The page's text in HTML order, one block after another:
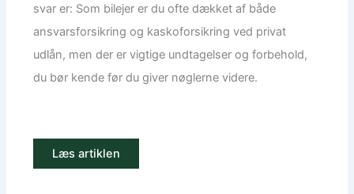
svar er: Som bilejer er du ofte dækket af både
ansvarsforsikring og kaskoforsikring ved privat
udlån, men der er vigtige undtagelser og forbehold,
du bør kende før du giver nøglerne videre.
Læs artiklen